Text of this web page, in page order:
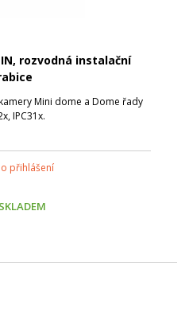
IN, rozvodná instalační
Mini dome a Dome řady
IPC31x.
přihlášení
SKLADEM